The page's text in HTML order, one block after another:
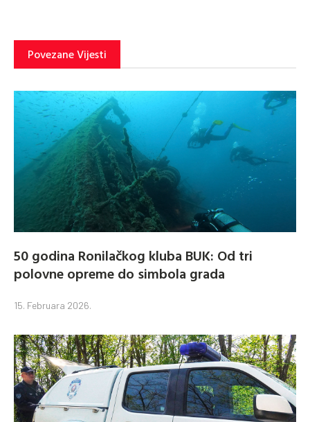
Povezane Vijesti
50 godina Ronilačkog kluba BUK: Od tri
polovne opreme do simbola grada
15. Februara 2026.